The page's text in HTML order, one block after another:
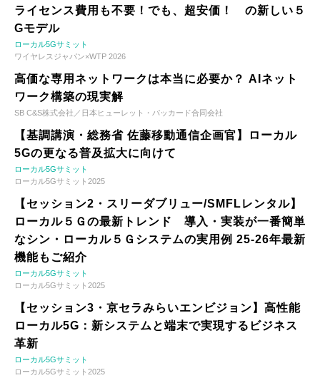
ライセンス費用も不要！でも、超安価！ の新しい５
Gモデル
ローカル5Gサミット
ワイヤレスジャパン×WTP 2026
高価な専用ネットワークは本当に必要か？ AIネット
ワーク構築の現実解
SB C&S株式会社／日本ヒューレット・パッカード合同会社
【基調講演・総務省 佐藤移動通信企画官】ローカル
5Gの更なる普及拡大に向けて
ローカル5Gサミット
ローカル5Gサミット2025
【セッション2・スリーダブリュー/SMFLレンタル】
ローカル５Ｇの最新トレンド 導入・実装が一番簡単
なシン・ローカル５Ｇシステムの実用例 25-26年最新
機能もご紹介
ローカル5Gサミット
ローカル5Gサミット2025
【セッション3・京セラみらいエンビジョン】高性能
ローカル5G：新システムと端末で実現するビジネス
革新
ローカル5Gサミット
ローカル5Gサミット2025